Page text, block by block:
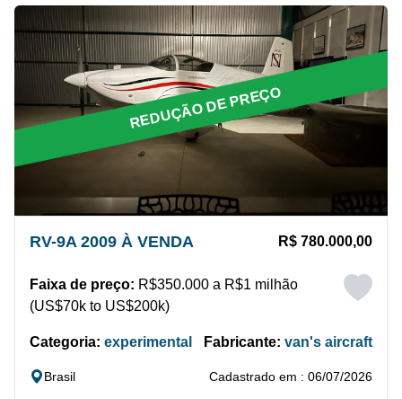
REDUÇÃO DE PREÇO
RV-9A 2009 À VENDA R$ 780.000,00
Faixa de preço: R$350.000 a R$1 milhão
(US$70k to US$200k)
Categoria: experimental Fabricante: van's aircraft
Brasil Cadastrado em : 06/07/2026